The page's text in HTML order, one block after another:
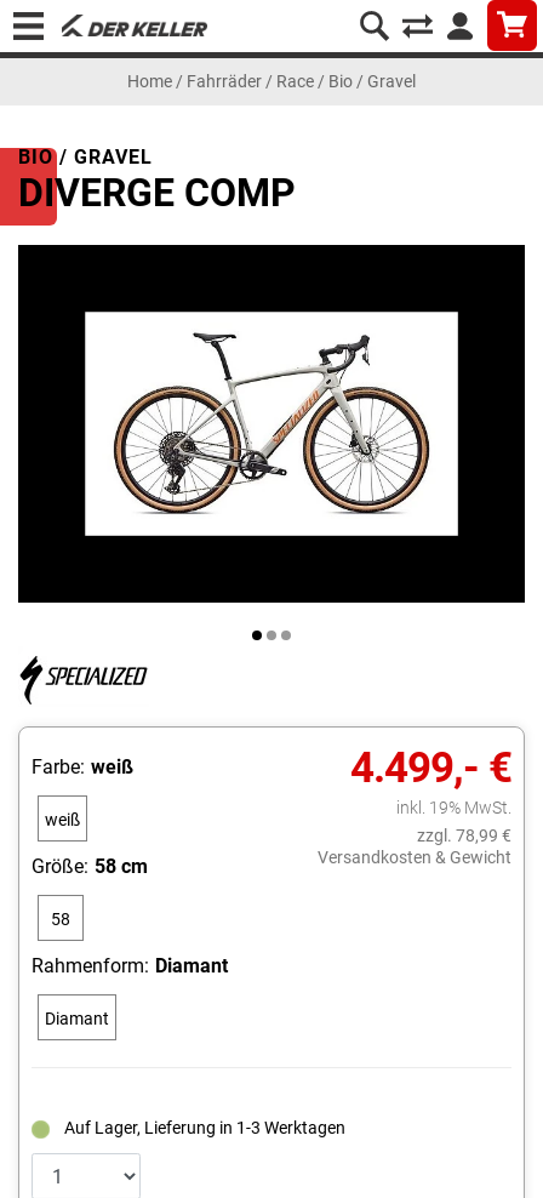
Home / Fahrräder / Race / Bio / Gravel
BIO / GRAVEL
DIVERGE COMP
4.499,- €
inkl. 19% MwSt.
zzgl. 78,99 €
Versandkosten & Gewicht
Farbe: weiß
weiß
Größe: 58 cm
58
Rahmenform: Diamant
Diamant
Auf Lager, Lieferung in 1-3 Werktagen